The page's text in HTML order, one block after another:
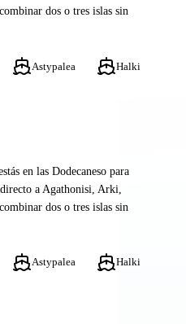
dos o tres islas sin
Astypalea Halki
en las Dodecaneso para
a Agathonisi, Arki,
dos o tres islas sin
Astypalea Halki